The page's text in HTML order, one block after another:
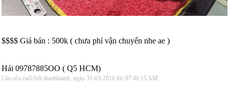
$$$$ Giá bán : 500k ( chưa phí vận chuyển nhe ae )
Hải 09787885OO ( Q5 HCM)
Lần sửa cuối bởi thanhhaitdt, ngày 31-03-2016 lúc 07:46:15 AM .